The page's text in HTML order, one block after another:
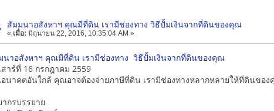
สัมมนาอสังหาฯ คุณมีที่ดิน เรามีช่องทาง วิธีปั้มเงินจากที่ดินของคุณ
« เมื่อ: มิถุนายน 22, 2016, 10:35:04 AM »
นาอสังหาฯ คุณมีที่ดิน เรามีช่องทาง วิธีปั้มเงินจากที่ดินของคุณ
สาร์ที่ 16 กรกฎาคม 2559
นาคตอันใกล้ คุณอาจต้องจ่ายภาษีที่ดิน เรามีช่องทางหลากหลายให้ที่ดินของ
กรบรรยาย